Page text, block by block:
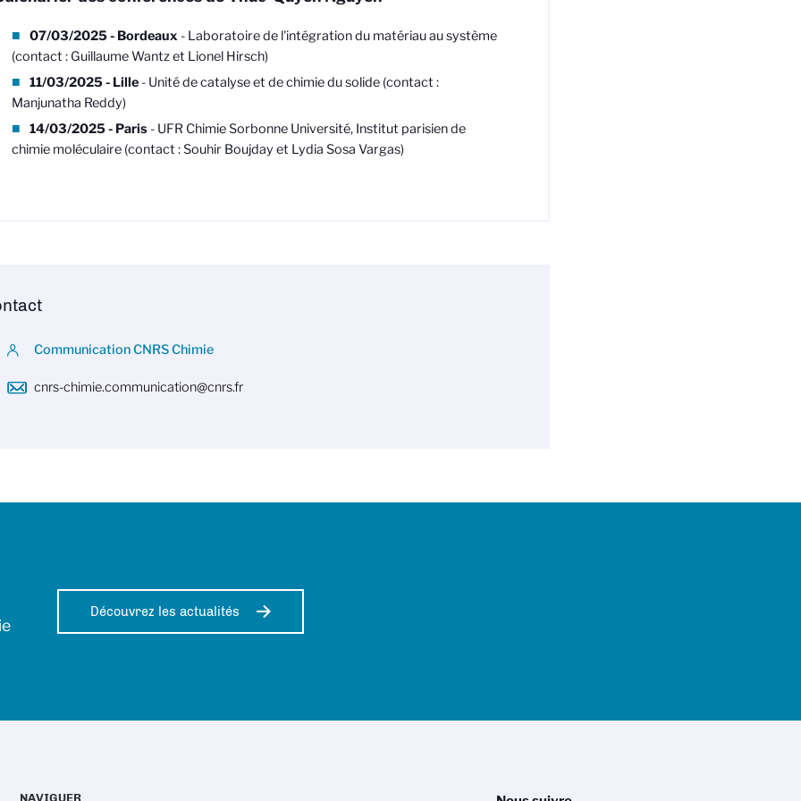
07/03/2025 - Bordeaux - Laboratoire de l'intégration du matériau au système
(contact : Guillaume Wantz et Lionel Hirsch)
11/03/2025 - Lille- Unité de catalyse et de chimie du solide (contact :
Manjunatha Reddy)
14/03/2025 - Paris- UFR Chimie Sorbonne Université, Institut parisien de
chimie moléculaire (contact : Souhir Boujday et Lydia Sosa Vargas)
Communication CNRS Chimie
cnrs-chimie.communication@cnrs.fr
Découvrez les actualités
NAVIGUER